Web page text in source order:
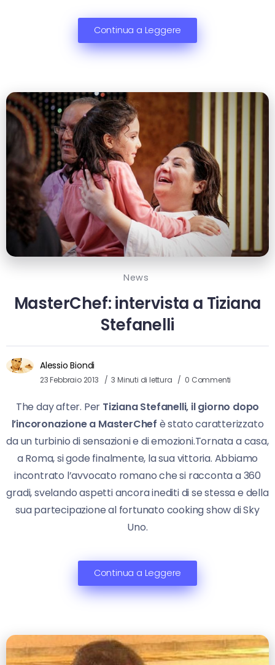
Continua a Leggere
News
MasterChef: intervista a Tiziana
Stefanelli
Alessio Biondi
23 Febbraio 2013 3 Minuti di lettura 0 Commenti
The day after. Per Tiziana Stefanelli, il giorno dopo
l’incoronazione a MasterChef è stato caratterizzato
da un turbinio di sensazioni e di emozioni.Tornata a casa,
a Roma, si gode finalmente, la sua vittoria. Abbiamo
incontrato l’avvocato romano che si racconta a 360
gradi, svelando aspetti ancora inediti di se stessa e della
sua partecipazione al fortunato cooking show di Sky
Uno.
Continua a Leggere